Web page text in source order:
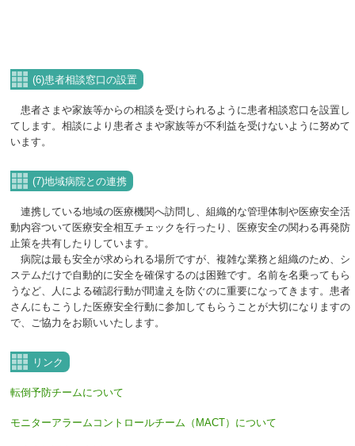
(6)患者相談窓口の設置
患者さまや家族等からの相談を受けられるように患者相談窓口を設置し
てします。相談により患者さまや家族等が不利益を受けないように努めて
います。
(7)地域病院との連携
連携している地域の医療機関へ訪問し、組織的な管理体制や医療安全活
動内容ついて医療安全相互チェックを行ったり、医療安全の関わる再発防
止策を共有したりしています。
病院は最も安全が求められる場所ですが、複雑な業務と組織のため、シ
ステムだけで自動的に安全を確保するのは困難です。名前を名乗ってもら
うなど、人による確認行動が間違えを防ぐのに重要になってきます。患者
さんにもこうした医療安全行動に参加してもらうことが大切になりますの
で、ご協力をお願いいたします。
リンク
転倒予防チームについて
モニターアラームコントロールチーム（MACT）について